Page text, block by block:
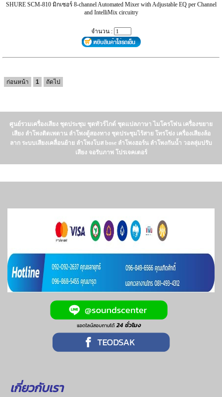
SHURE SCM-810 มิกเซอร์ 8-channel Automated Mixer with Adjustable EQ per Channel
and IntelliMix circuitry
จำนวน :
ก่อนหน้า 1 ถัดไป
ศูนย์รวมเครื่องเสียง ชุดประชุม ชุดทัวร์ไกด์ ชุดแปลภาษา ไมโครโฟน เครื่องขยาย
เสียง ลำโพงติดเพดาน ลำโพงตู้สองทาง ชุดประชุมไร้สาย โทรโข่ง เครื่องเสียงล้อ
ลาก ระบบเสียงเคลื่อนย้าย ลำโพงโบส bose ลำโพงฮอร์น ลำโพงกันน้ำ วอลลุ่มปรับ
เสียง จอรับภาพ โปรเจคเตอร์
เกี่ยวกับเรา